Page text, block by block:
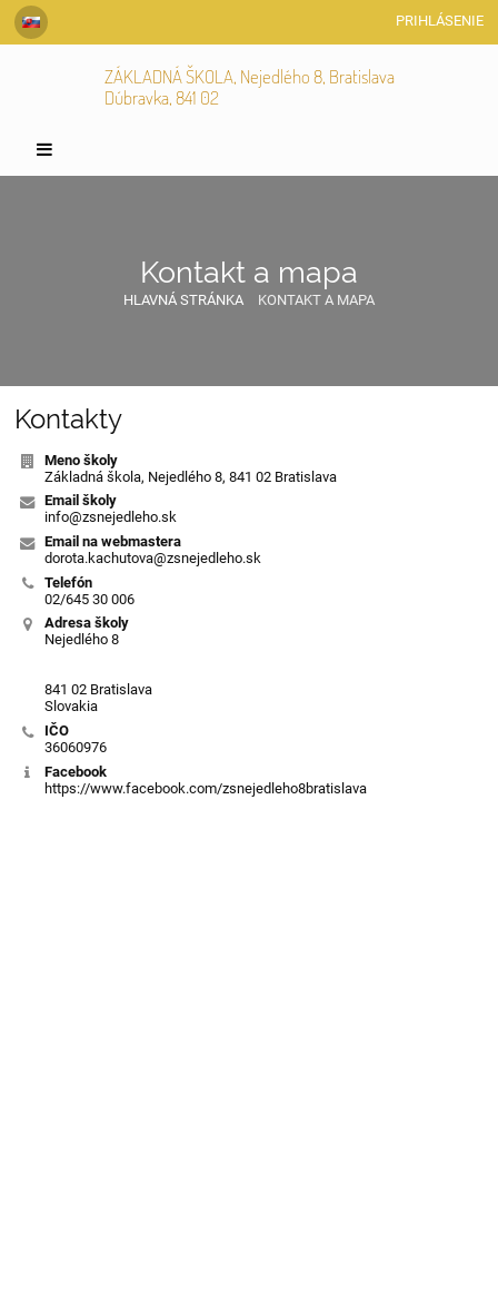
PRIHLÁSENIE
ZÁKLADNÁ ŠKOLA, Nejedlého 8, Bratislava
Dúbravka, 841 02
Kontakt a mapa
HLAVNÁ STRÁNKA KONTAKT A MAPA
Kontakt
a
mapa
Kontakty
Meno školy
Základná škola, Nejedlého 8, 841 02 Bratislava
Email školy
info@zsnejedleho.sk
Email na webmastera
dorota.kachutova@zsnejedleho.sk
Telefón
02/645 30 006
Adresa školy
Nejedlého 8
841 02 Bratislava
Slovakia
IČO
36060976
Facebook
https://www.facebook.com/zsnejedleho8bratislava